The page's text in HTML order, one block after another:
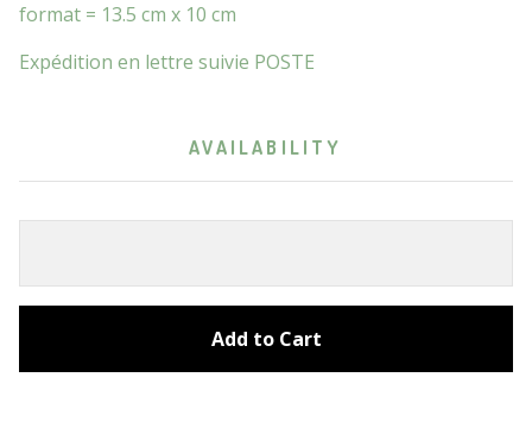
format = 13.5 cm x 10 cm
Expédition en lettre suivie POSTE
AVAILABILITY
Add to Cart